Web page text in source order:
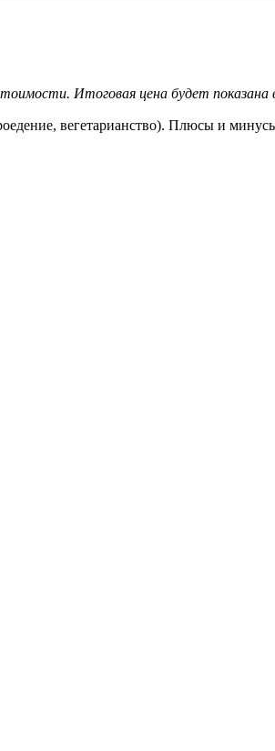
Итоговая цена будет показана
вегетарианство). Плюсы и